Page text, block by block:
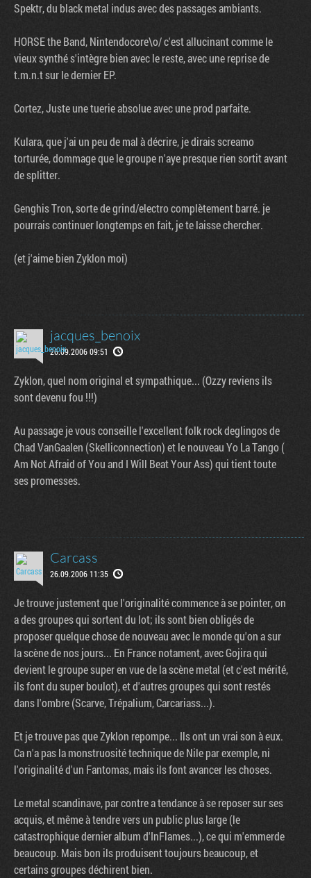
Spektr, du black metal indus avec des passages ambiants.
HORSE the Band, Nintendocore\o/ c'est allucinant comme le
vieux synthé s'intègre bien avec le reste, avec une reprise de
t.m.n.t sur le dernier EP.
Cortez, Juste une tuerie absolue avec une prod parfaite.
Kulara, que j'ai un peu de mal à décrire, je dirais screamo
torturée, dommage que le groupe n'aye presque rien sortit avant
de splitter.
Genghis Tron, sorte de grind/electro complètement barré. je
pourrais continuer longtemps en fait, je te laisse chercher.
(et j'aime bien Zyklon moi)
jacques_benoix
26.09.2006 09:51
Zyklon, quel nom original et sympathique... (Ozzy reviens ils
sont devenu fou !!!)
Au passage je vous conseille l'excellent folk rock deglingos de
Chad VanGaalen (Skelliconnection) et le nouveau Yo La Tango (
Am Not Afraid of You and I Will Beat Your Ass) qui tient toute
ses promesses.
Carcass
26.09.2006 11:35
Je trouve justement que l'originalité commence à se pointer, on
a des groupes qui sortent du lot; ils sont bien obligés de
proposer quelque chose de nouveau avec le monde qu'on a sur
la scène de nos jours... En France notament, avec Gojira qui
devient le groupe super en vue de la scène metal (et c'est mérité,
ils font du super boulot), et d'autres groupes qui sont restés
dans l'ombre (Scarve, Trépalium, Carcariass...).
Et je trouve pas que Zyklon repompe... Ils ont un vrai son à eux.
Ca n'a pas la monstruosité technique de Nile par exemple, ni
l'originalité d'un Fantomas, mais ils font avancer les choses.
Le metal scandinave, par contre a tendance à se reposer sur ses
acquis, et même à tendre vers un public plus large (le
catastrophique dernier album d'InFlames...), ce qui m'emmerde
beaucoup. Mais bon ils produisent toujours beaucoup, et
certains groupes déchirent bien.